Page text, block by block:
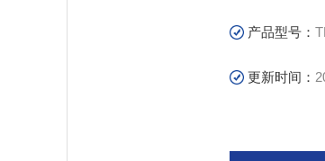
产品型号：
更新时间：